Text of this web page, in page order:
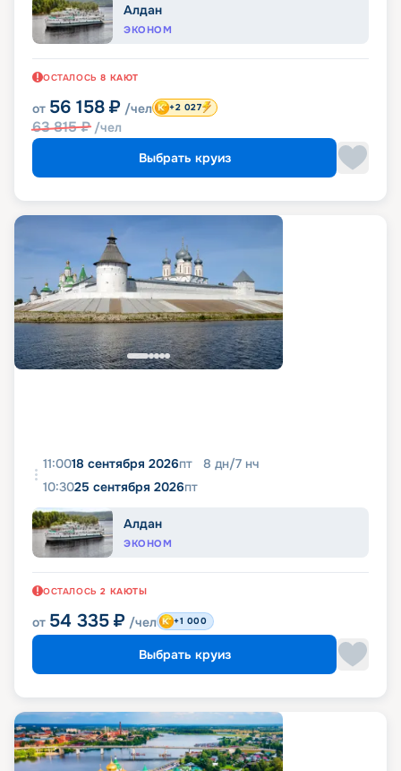
Алдан
ЭКОНОМ
ОСТАЛОСЬ 8 КАЮТ
от 56 158 ₽ /чел
63 815₽ /чел
+2 027
Выбрать круиз
11:0018 сентября 2026пт 8 дн/7 нч
10:3025 сентября 2026пт
Алдан
ЭКОНОМ
ОСТАЛОСЬ 2 КАЮТЫ
от 54 335 ₽ /чел +1 000
Выбрать круиз